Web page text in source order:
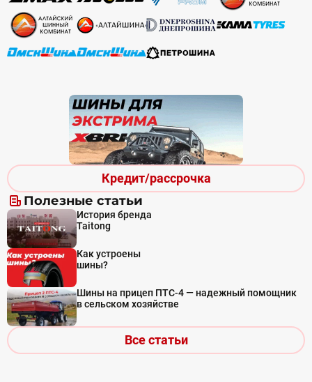
Кредит/рассрочка
Полезные статьи
История бренда
Taitong
Как устроены
шины?
Шины на прицеп ПТС-4 — надежный помощник
в сельском хозяйстве
Все статьи